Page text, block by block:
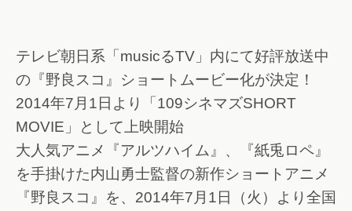
テレビ朝日系「musicるTV」内にて好評放送中
の『野良スコ』ショートムービー化が決定！
2014年7月1日より「109シネマズSHORT
MOVIE」として上映開始
大人気アニメ『アルツハイム』、『紙兎ロペ』
を手掛けた内山勇士監督の新作ショートアニメ
『野良スコ』を、2014年7月1日（火）より全国